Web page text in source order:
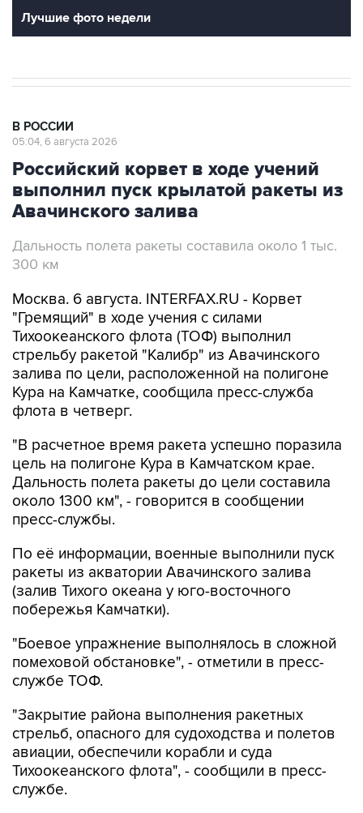
Лучшие фото недели
В РОССИИ
05:04, 6 августа 2026
Российский корвет в ходе учений
выполнил пуск крылатой ракеты из
Авачинского залива
Дальность полета ракеты составила около 1 тыс.
300 км
Москва. 6 августа. INTERFAX.RU - Корвет
"Гремящий" в ходе учения с силами
Тихоокеанского флота (ТОФ) выполнил
стрельбу ракетой "Калибр" из Авачинского
залива по цели, расположенной на полигоне
Кура на Камчатке, сообщила пресс-служба
флота в четверг.
"В расчетное время ракета успешно поразила
цель на полигоне Кура в Камчатском крае.
Дальность полета ракеты до цели составила
около 1300 км", - говорится в сообщении
пресс-службы.
По её информации, военные выполнили пуск
ракеты из акватории Авачинского залива
(залив Тихого океана у юго-восточного
побережья Камчатки).
"Боевое упражнение выполнялось в сложной
помеховой обстановке", - отметили в пресс-
службе ТОФ.
"Закрытие района выполнения ракетных
стрельб, опасного для судоходства и полетов
авиации, обеспечили корабли и суда
Тихоокеанского флота", - сообщили в пресс-
службе.